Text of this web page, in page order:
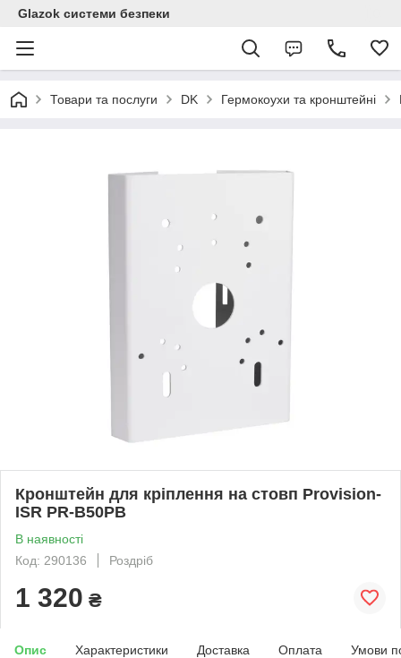
Glazok системи безпеки
Товари та послуги DK Гермокоухи та кронштейні
Кронштейн для кріплення на стовп Provision-
ISR PR-B50PB
В наявності
Код: 290136
Роздріб
1 320 ₴
Опис Характеристики Доставка Оплата Умови